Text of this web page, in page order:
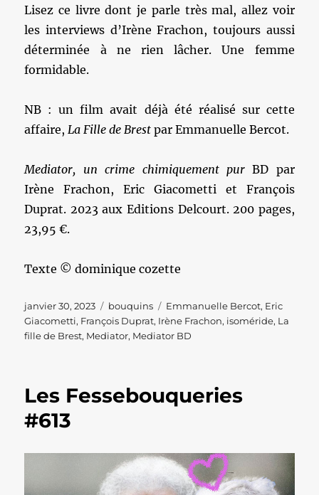
Lisez ce livre dont je parle très mal, allez voir
les interviews d’Irène Frachon, toujours aussi
déterminée à ne rien lâcher. Une femme
formidable.
NB : un film avait déjà été réalisé sur cette
affaire,La Fille de Brestpar Emmanuelle Bercot.
Mediator, un crime chimiquement purBD par
Irène Frachon, Eric Giacometti et François
Duprat. 2023 aux Editions Delcourt. 200 pages,
23,95 €.
Texte © dominique cozette
Publié
le
janvier 30, 2023 Catégories
bouquins Étiquettes
Emmanuelle Bercot, Eric
Giacometti, François Duprat, Irène Frachon, isoméride, La
fille de Brest, Mediator, Mediator BD
Les Fessebouqueries
#613